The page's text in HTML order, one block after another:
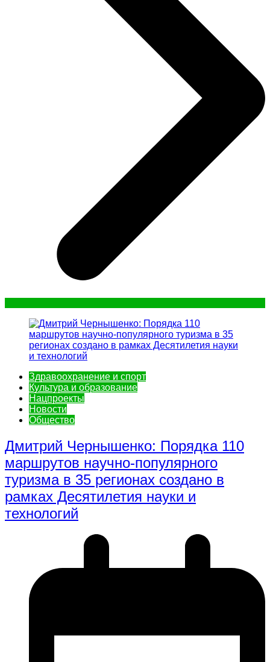
Здравоохранение и спорт
Культура и образование
Нацпроекты
Новости
Общество
Дмитрий Чернышенко: Порядка 110
маршрутов научно-популярного
туризма в 35 регионах создано в
рамках Десятилетия науки и
технологий